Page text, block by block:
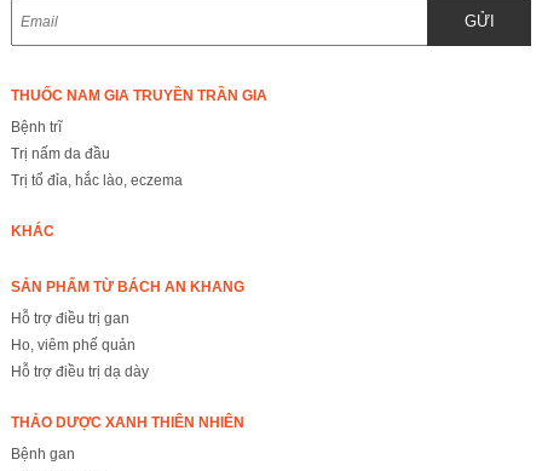
GỬI
THUỐC NAM GIA TRUYỀN TRẦN GIA
Bệnh trĩ
Trị nấm da đầu
Trị tổ đỉa, hắc lào, eczema
KHÁC
SẢN PHẨM TỪ BÁCH AN KHANG
Hỗ trợ điều trị gan
Ho, viêm phế quản
Hỗ trợ điều trị dạ dày
THẢO DƯỢC XANH THIÊN NHIÊN
Bệnh gan